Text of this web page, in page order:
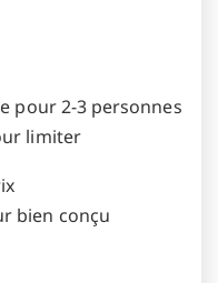
pour 2-3 personnes
limiter
bien conçu